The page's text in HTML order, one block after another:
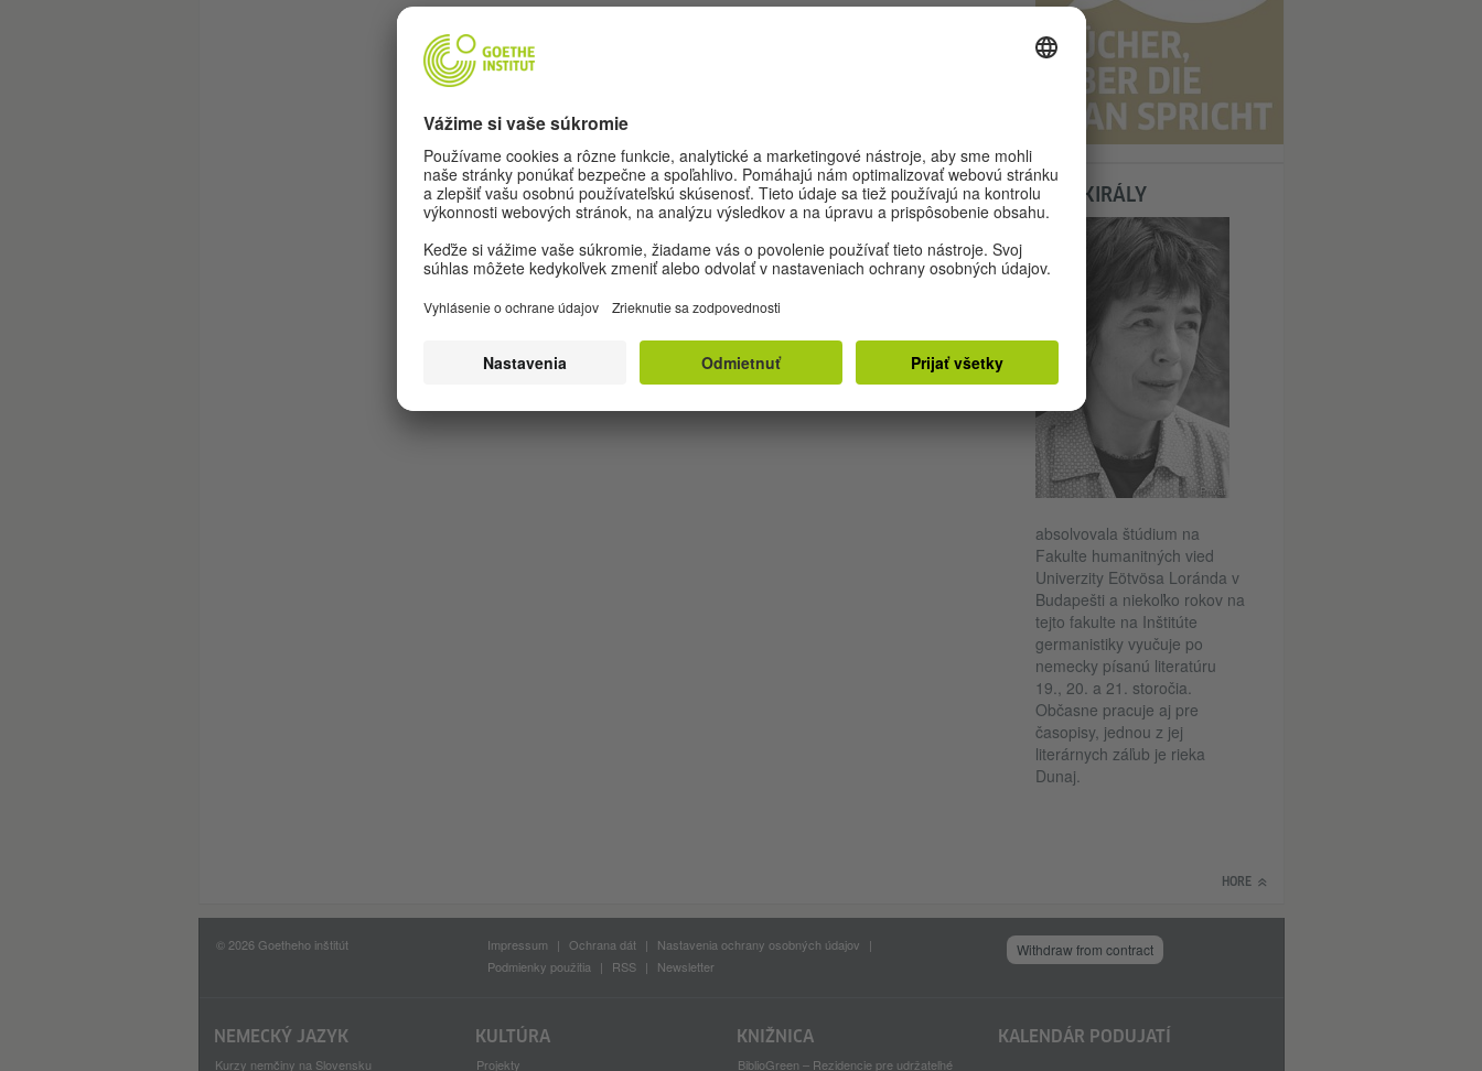
Robert Seethaler
Carl Hanser, Berlin, 2018
E-Book si možno vypožičať v bezplatnej digitálnej knižnici Goetheho
inštitútu Onleihe
EDIT KIRÁLY
© Privat
absolvovala štúdium na
Fakulte humanitných vied
Univerzity Eötvösa Loránda v
Budapešti a niekoľko rokov na
tejto fakulte na Inštitúte
germanistiky vyučuje po
nemecky písanú literatúru
19., 20. a 21. storočia.
Občasne pracuje aj pre
časopisy, jednou z jej
literárnych záľub je rieka
Dunaj.
HORE
© 2026 Goetheho inštitút Impressum Ochrana dát
Nastavenia ochrany osobných údajov
Podmienky použitia
RSS Newsletter
Withdraw from contract
NEMECKÝ JAZYK
Kurzy nemčiny na Slovensku
KULTÚRA
Projekty
KNIŽNICA
BiblioGreen – Rezidencie pre udržateľné
KALENDÁR PODUJATÍ